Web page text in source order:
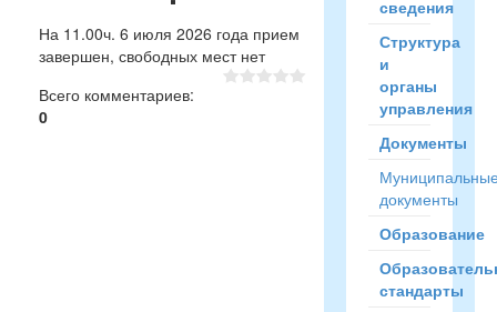
На 11.00ч. 6 июля 2026 года прием
завершен, свободных мест нет
Всего комментариев:
0
сведения
Структура
и
органы
управления
Документы
документы
Образование
стандарты